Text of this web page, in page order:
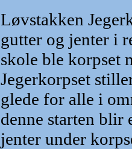
Løvstakken
gutter og jenter i
skole ble korpset
Jegerkorpset
glede for alle i
denne starten blir
jenter under